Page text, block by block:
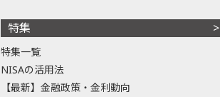
特集
特集一覧
NISAの活用法
【最新】金融政策・金利動向